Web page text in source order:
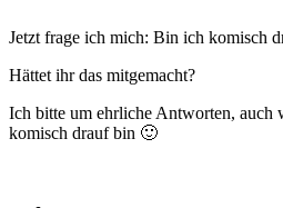
Jetzt frage ich mich: Bin ich komisch
Hättet ihr das mitgemacht?
Ich bitte um ehrliche Antworten, auch
komisch drauf bin 🙂